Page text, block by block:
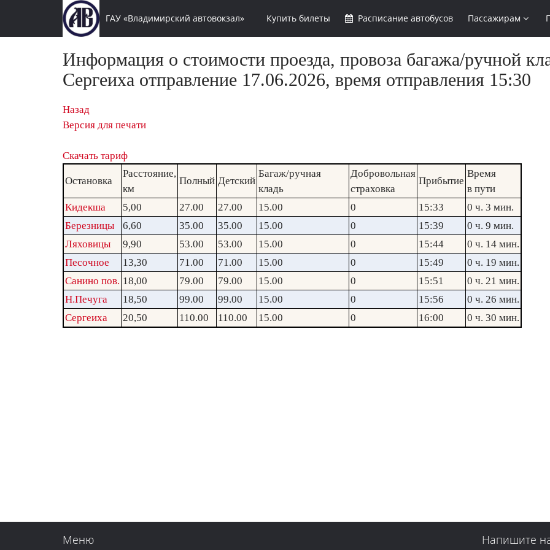
ГАУ «Владимирский автовокзал» Купить билеты Расписание автобусов Пассажирам
Информация о стоимости проезда, провоза багажа/ручной
Сергеиха отправление 17.06.2026, время отправления 15:30
Назад
Версия для печати
Скачать тариф
Остановка
Расстояние,
км
Полный Детский
Багаж/ручная
кладь
Добровольная
страховка
Прибытие
Время
в пути
Кидекша
5,00 27.00 27.00 15.00 0 15:33
0 ч. 3 мин.
Березницы
6,60 35.00 35.00 15.00 0 15:39
0 ч. 9 мин.
Ляховицы
9,90 53.00 53.00 15.00 0 15:44
0 ч. 14 мин.
Песочное
13,30 71.00 71.00 15.00 0 15:49
0 ч. 19 мин.
Санино пов. 18,00 79.00 79.00 15.00 0 15:51
0 ч. 21 мин.
Н.Печуга
18,50 99.00 99.00 15.00 0 15:56
0 ч. 26 мин.
Сергеиха
20,50 110.00 110.00 15.00 0 16:00 0 ч. 30 мин.
Меню Напишите